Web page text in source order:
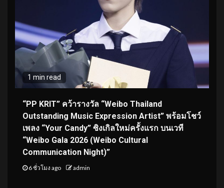
1 min read
“PP KRIT” คว้ารางวัล “Weibo Thailand
Outstanding Music Expression Artist” พร้อมโชว์
เพลง “Your Candy” ซิงเกิลใหม่ครั้งแรก บนเวที
“Weibo Gala 2026 (Weibo Cultural
Communication Night)”
6 ชั่วโมง ago admin